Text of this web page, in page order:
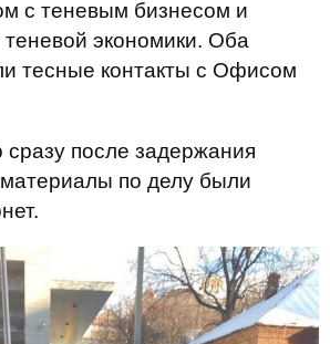
с теневым бизнесом и
экономики. Оба
тесные контакты с Офисом
после задержания
по делу были